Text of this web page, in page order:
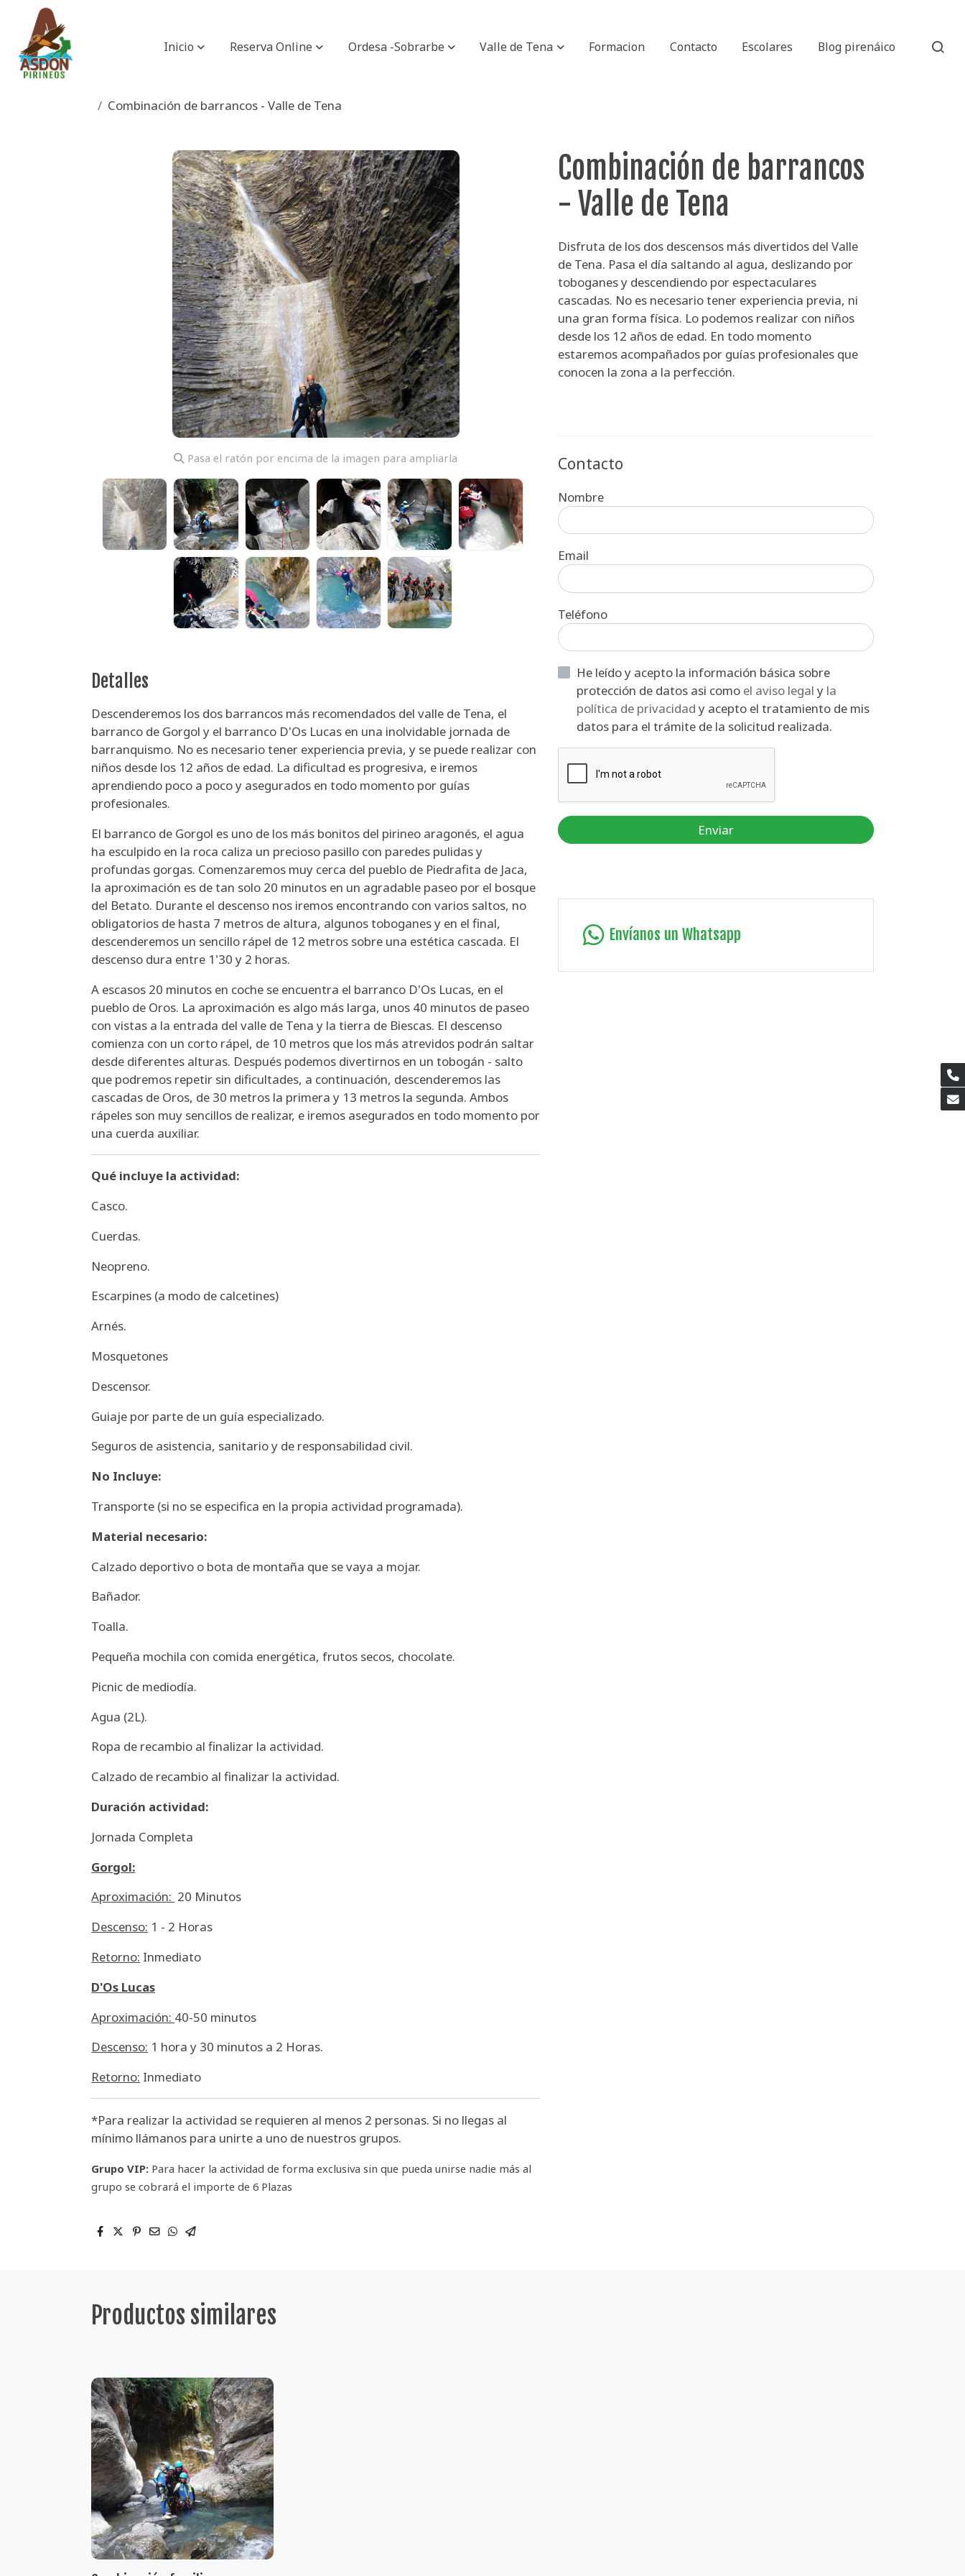
Inicio Reserva Online Ordesa -Sobrarbe Valle de Tena Formacion Contacto Escolares Blog pirenáico
Combinación de barrancos - Valle de Tena
Pasa el ratón por encima de la imagen para ampliarla
Detalles
Descenderemos los dos barrancos más recomendados del valle de Tena, el
barranco de Gorgol y el barranco D'Os Lucas en una inolvidable jornada de
barranquismo. No es necesario tener experiencia previa, y se puede realizar con
niños desde los 12 años de edad. La dificultad es progresiva, e iremos
aprendiendo poco a poco y asegurados en todo momento por guías
profesionales.
El barranco de Gorgol es uno de los más bonitos del pirineo aragonés, el agua
ha esculpido en la roca caliza un precioso pasillo con paredes pulidas y
profundas gorgas. Comenzaremos muy cerca del pueblo de Piedrafita de Jaca,
la aproximación es de tan solo 20 minutos en un agradable paseo por el bosque
del Betato. Durante el descenso nos iremos encontrando con varios saltos, no
obligatorios de hasta 7 metros de altura, algunos toboganes y en el final,
descenderemos un sencillo rápel de 12 metros sobre una estética cascada. El
descenso dura entre 1'30 y 2 horas.
A escasos 20 minutos en coche se encuentra el barranco D'Os Lucas, en el
pueblo de Oros. La aproximación es algo más larga, unos 40 minutos de paseo
con vistas a la entrada del valle de Tena y la tierra de Biescas. El descenso
comienza con un corto rápel, de 10 metros que los más atrevidos podrán saltar
desde diferentes alturas. Después podemos divertirnos en un tobogán - salto
que podremos repetir sin dificultades, a continuación, descenderemos las
cascadas de Oros, de 30 metros la primera y 13 metros la segunda. Ambos
rápeles son muy sencillos de realizar, e iremos asegurados en todo momento por
una cuerda auxiliar.
Qué incluye la actividad:
Casco.
Cuerdas.
Neopreno.
Escarpines (a modo de calcetines)
Arnés.
Mosquetones
Descensor.
Guiaje por parte de un guía especializado.
Seguros de asistencia, sanitario y de responsabilidad civil.
No Incluye:
Transporte (si no se especifica en la propia actividad programada).
Material necesario:
Calzado deportivo o bota de montaña que se vaya a mojar.
Bañador.
Toalla.
Pequeña mochila con comida energética, frutos secos, chocolate.
Picnic de mediodía.
Agua (2L).
Ropa de recambio al finalizar la actividad.
Calzado de recambio al finalizar la actividad.
Duración actividad:
Jornada Completa
Gorgol:
Aproximación: 20 Minutos
Descenso: 1 - 2 Horas
Retorno: Inmediato
D'Os Lucas
Aproximación: 40-50 minutos
Descenso: 1 hora y 30 minutos a 2 Horas.
Retorno: Inmediato
*Para realizar la actividad se requieren al menos 2 personas. Si no llegas al
mínimo llámanos para unirte a uno de nuestros grupos.
Grupo VIP: Para hacer la actividad de forma exclusiva sin que pueda unirse nadie más al
grupo se cobrará el importe de 6 Plazas
Combinación de barrancos
- Valle de Tena
Disfruta de los dos descensos más divertidos del Valle
de Tena. Pasa el día saltando al agua, deslizando por
toboganes y descendiendo por espectaculares
cascadas. No es necesario tener experiencia previa, ni
una gran forma física. Lo podemos realizar con niños
desde los 12 años de edad. En todo momento
estaremos acompañados por guías profesionales que
conocen la zona a la perfección.
Contacto
Nombre
Email
Teléfono
He leído y acepto la información básica sobre
protección de datos asi como el aviso legal y la
política de privacidad y acepto el tratamiento de mis
datos para el trámite de la solicitud realizada.
Enviar
Envíanos un Whatsapp
Productos similares